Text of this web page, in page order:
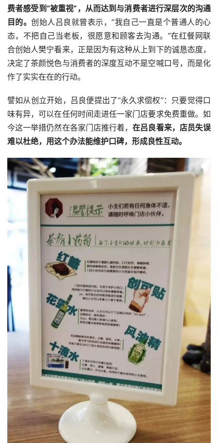
费者感受到“被重视”，从而达到与消费者进行深层次的沟通
目的。创始人吕良就曾表示，“我自己一直是个普通人的心
态，不把自己当老板，很愿意和顾客去沟通。”在红餐网联
合创始人樊宁看来，正是因为有这种从上到下的诚恳态度，
决定了茶颜悦色与消费者的深度互动不是空喊口号，而是化
作了实实在在的行动。
譬如从创立开始，吕良便提出了“永久求偿权”：只要觉得口
味有异，可以在任何时间走进任一家门店要求免费重做。如
今这一举措仍然在各家门店推行着，在吕良看来，店员失误
难以杜绝，用这个办法能维护口碑，形成良性互动。